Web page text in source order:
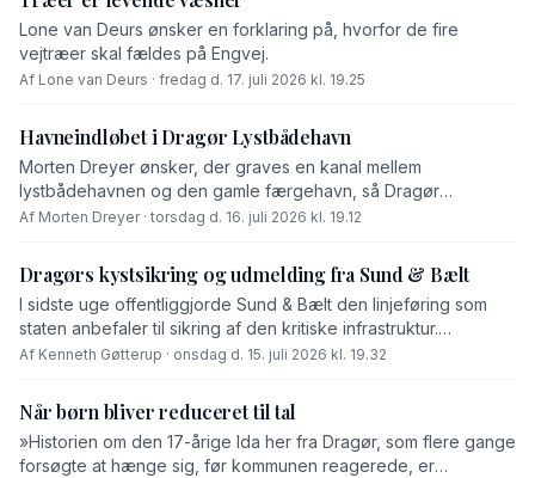
Lone van Deurs ønsker en forklaring på, hvorfor de fire
vejtræer skal fældes på Engvej.
Af Lone van Deurs · fredag d. 17. juli 2026 kl. 19.25
Havneindløbet i Dragør Lystbådehavn
Morten Dreyer ønsker, der graves en kanal mellem
lystbådehavnen og den gamle færgehavn, så Dragør
Kommune undgår, at skal fjerne sand fra havneindsejlingen til
øjeblikkelig, så vil jeg foreslå, at vi døber kanalen for
'Gøtterup Kanalen',« skriver Morten Dreyer i dette
debatindlæg.
Af Morten Dreyer · torsdag d. 16. juli 2026 kl. 19.12
Dragørs kystsikring og udmelding fra Sund & Bælt
I sidste uge offentliggjorde Sund & Bælt den linjeføring som
staten anbefaler til sikring af den kritiske infrastruktur.
Linjeføringen vil videreføre Ullerupdiget til den vestligste del
lufthavnsporten i Syd blive inddæmmet.
Af Kenneth Gøtterup · onsdag d. 15. juli 2026 kl. 19.32
Når børn bliver reduceret til tal
»Historien om den 17-årige Ida her fra Dragør, som flere gange
forsøgte at hænge sig, før kommunen reagerede, er